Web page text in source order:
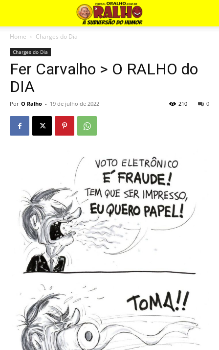
Home Charges do Dia
Charges do Dia
Fer Carvalho > O RALHO do
DIA
Por O Ralho - 19 de julho de 2022 0
210